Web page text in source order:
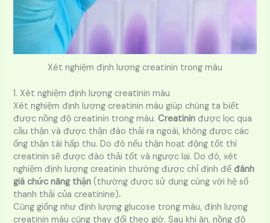
Xét nghiệm định lượng creatinin trong máu
1. Xét nghiệm định lượng creatinin máu
Xét nghiệm định lượng creatinin máu giúp chúng ta biết
được nồng độ creatinin trong máu.Creatinin được lọc qua
cầu thận và được thận đào thải ra ngoài, không được các
ống thận tái hấp thu. Do đó nếu thận hoạt động tốt thì
creatinin sẽ được đào thải tốt và ngược lại. Do đó, xét
nghiệm định lượng creatinin thường được chỉ định đểđánh
giá chức năng thận (thường được sử dụng cùng với hệ số
thanh thải của creatinine).
Cũng giống như định lượng glucose trong máu, định lượng
creatinin máu cũng thay đổi theo giờ. Sau khi ăn, nồng độ